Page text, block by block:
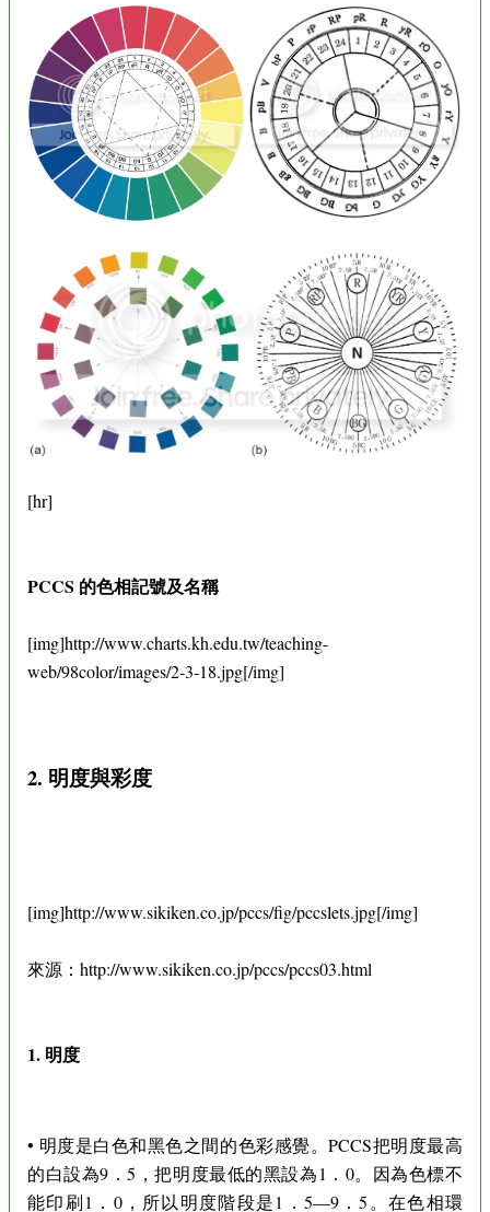
[hr]
PCCS 的色相記號及名稱
[img]http://www.charts.kh.edu.tw/teaching-
web/98color/images/2-3-18.jpg[/img]
2. 明度與彩度
[img]http://www.sikiken.co.jp/pccs/fig/pccslets.jpg[/img]
來源：http://www.sikiken.co.jp/pccs/pccs03.html
1. 明度
• 明度是白色和黑色之間的色彩感覺。PCCS把明度最高
的白設為9．5，把明度最低的黑設為1．0。因為色標不
能印刷1．0，所以明度階段是1．5—9．5。在色相環